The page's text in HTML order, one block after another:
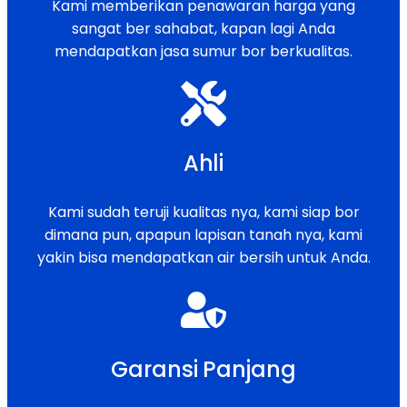
Kami memberikan penawaran harga yang
sangat ber sahabat, kapan lagi Anda
mendapatkan jasa sumur bor berkualitas.
Ahli
Kami sudah teruji kualitas nya, kami siap bor
dimana pun, apapun lapisan tanah nya, kami
yakin bisa mendapatkan air bersih untuk Anda.
Garansi Panjang